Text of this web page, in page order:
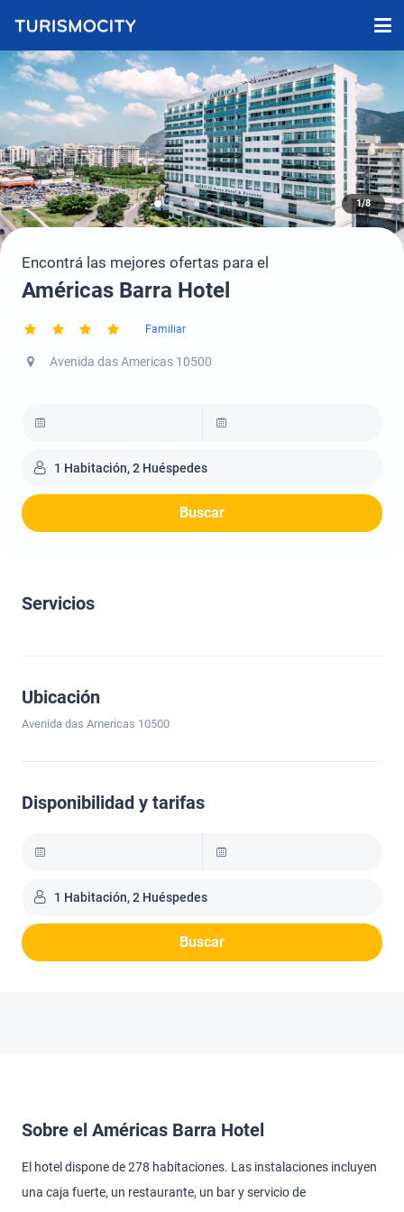
1/8
Encontrá las mejores ofertas para el
Américas Barra Hotel
Familiar
Avenida das Americas 10500
1 Habitación, 2 Huéspedes
Buscar
Servicios
Ubicación
Avenida das Americas 10500
Disponibilidad y tarifas
1 Habitación, 2 Huéspedes
Buscar
Sobre el Américas Barra Hotel
El hotel dispone de 278 habitaciones. Las instalaciones incluyen
una caja fuerte, un restaurante, un bar y servicio de